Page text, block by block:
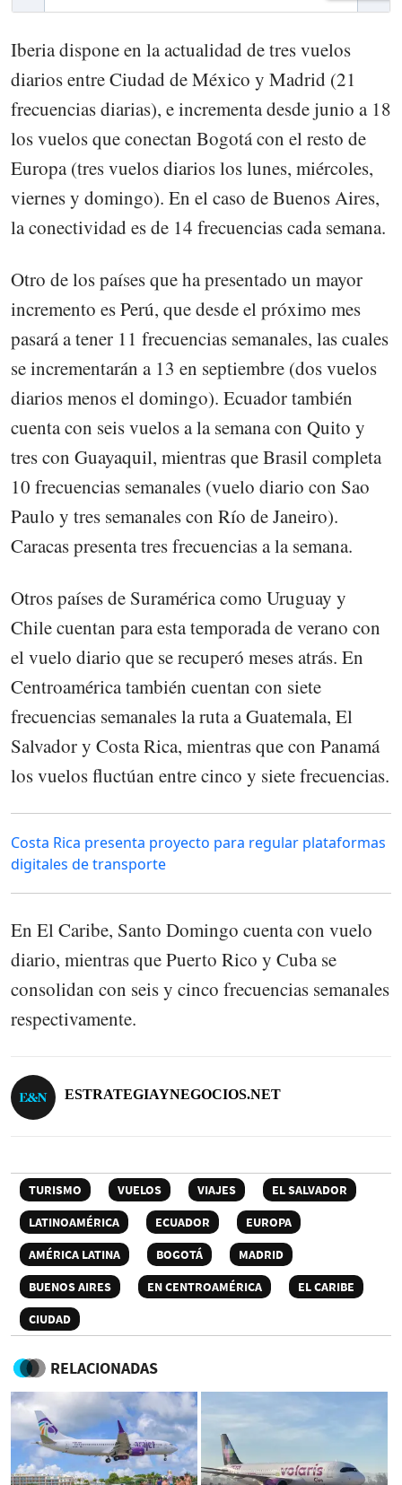
Iberia dispone en la actualidad de tres vuelos
diarios entre Ciudad de México y Madrid (21
frecuencias diarias), e incrementa desde junio a 18
los vuelos que conectan Bogotá con el resto de
Europa (tres vuelos diarios los lunes, miércoles,
viernes y domingo). En el caso de Buenos Aires,
la conectividad es de 14 frecuencias cada semana.
Otro de los países que ha presentado un mayor
incremento es Perú, que desde el próximo mes
pasará a tener 11 frecuencias semanales, las cuales
se incrementarán a 13 en septiembre (dos vuelos
diarios menos el domingo). Ecuador también
cuenta con seis vuelos a la semana con Quito y
tres con Guayaquil, mientras que Brasil completa
10 frecuencias semanales (vuelo diario con Sao
Paulo y tres semanales con Río de Janeiro).
Caracas presenta tres frecuencias a la semana.
Otros países de Suramérica como Uruguay y
Chile cuentan para esta temporada de verano con
el vuelo diario que se recuperó meses atrás. En
Centroamérica también cuentan con siete
frecuencias semanales la ruta a Guatemala, El
Salvador y Costa Rica, mientras que con Panamá
los vuelos fluctúan entre cinco y siete frecuencias.
Costa Rica presenta proyecto para regular plataformas
digitales de transporte
En El Caribe, Santo Domingo cuenta con vuelo
diario, mientras que Puerto Rico y Cuba se
consolidan con seis y cinco frecuencias semanales
respectivamente.
ESTRATEGIAYNEGOCIOS.NET
TURISMO VUELOS VIAJES
EL SALVADOR
LATINOAMÉRICA
ECUADOR
EUROPA
AMÉRICA LATINA
BOGOTÁ
MADRID
BUENOS AIRES
EN CENTROAMÉRICA
EL CARIBE
CIUDAD
RELACIONADAS